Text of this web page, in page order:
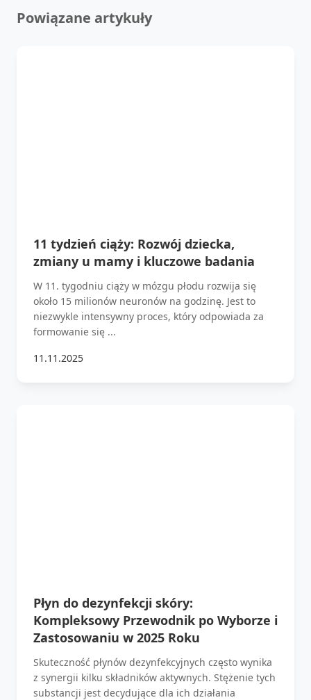
Powiązane artykuły
11 tydzień ciąży: Rozwój dziecka,
zmiany u mamy i kluczowe badania
W 11. tygodniu ciąży w mózgu płodu rozwija się
około 15 milionów neuronów na godzinę. Jest to
niezwykle intensywny proces, który odpowiada za
formowanie się ...
11.11.2025
Płyn do dezynfekcji skóry:
Kompleksowy Przewodnik po Wyborze i
Zastosowaniu w 2025 Roku
Skuteczność płynów dezynfekcyjnych często wynika
z synergii kilku składników aktywnych. Stężenie tych
substancji jest decydujące dla ich działania